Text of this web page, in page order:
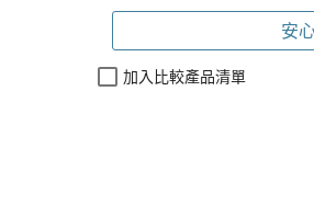
安
加入比較產品清單